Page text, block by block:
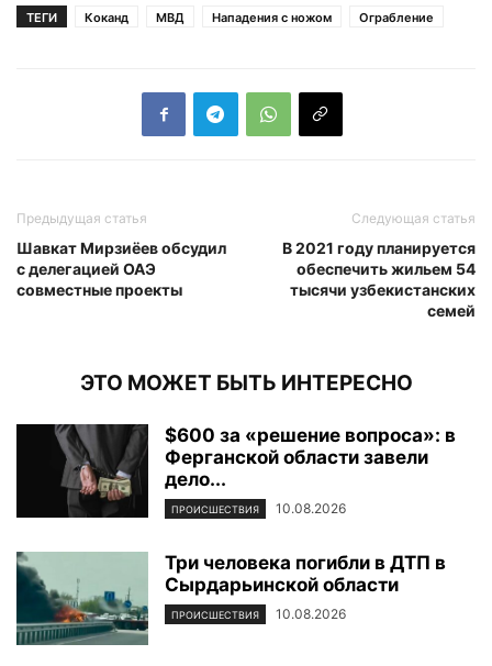
ТЕГИ Коканд МВД Нападения с ножом Ограбление
Предыдущая статья
Шавкат Мирзиёев обсудил
с делегацией ОАЭ
совместные проекты
Следующая статья
В 2021 году планируется
обеспечить жильем 54
тысячи узбекистанских
семей
ЭТО МОЖЕТ БЫТЬ ИНТЕРЕСНО
$600 за «решение вопроса»: в
Ферганской области завели
дело...
ПРОИСШЕСТВИЯ 10.08.2026
Три человека погибли в ДТП в
Сырдарьинской области
ПРОИСШЕСТВИЯ 10.08.2026